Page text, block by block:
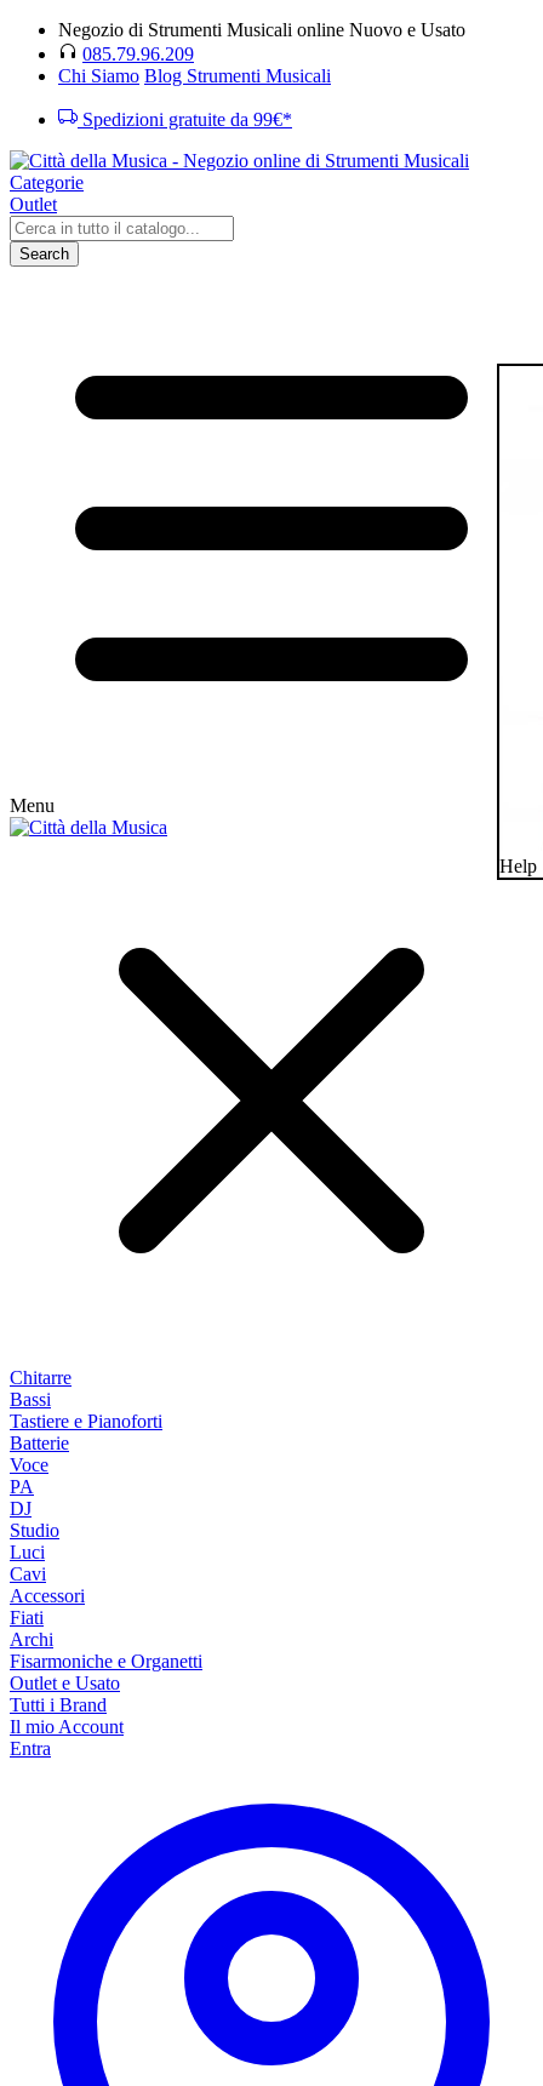
Negozio di Strumenti Musicali online Nuovo e Usato
085.79.96.209
Chi Siamo Blog Strumenti Musicali
Spedizioni gratuite da 99€*
Categorie
Outlet
Search
Menu
Chitarre
Bassi
Tastiere e Pianoforti
Batterie
Voce
PA
DJ
Studio
Luci
Cavi
Accessori
Fiati
Archi
Fisarmoniche e Organetti
Outlet e Usato
Tutti i Brand
Il mio Account
Entra
Help